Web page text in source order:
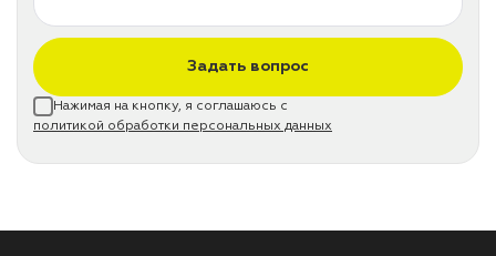
Задать вопрос
Нажимая на кнопку, я соглашаюсь с
политикой обработки персональных данных